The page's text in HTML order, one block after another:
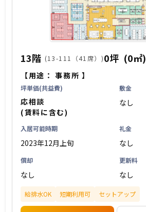
13階 (13-111（41席）)0坪 (0㎡)
【用途：事務所 】
坪単価(共益費)
応相談
(賃料に含む)
敷金
なし
入居可能時期
2023年12月上旬
礼金
なし
償却
なし
更新料
なし
給排水OK 短期利用可 セットアップ